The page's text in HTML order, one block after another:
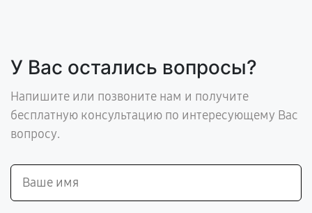
У Вас остались вопросы?
Напишите или позвоните нам и получите
бесплатную консультацию по интересующему Вас
вопросу.